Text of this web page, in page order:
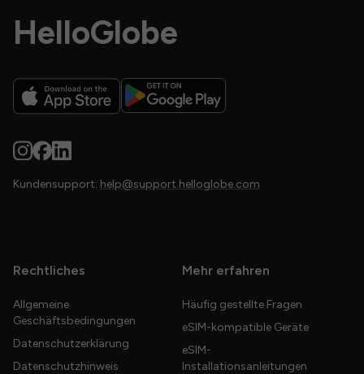
HelloGlobe
Kundensupport: help@support.helloglobe.com
Rechtliches
Allgemeine
Geschäftsbedingungen
Datenschutzerklärung
Datenschutzhinweis
Mehr erfahren
Häufig gestellte Fragen
eSIM-kompatible Geräte
eSIM-
Installationsanleitungen